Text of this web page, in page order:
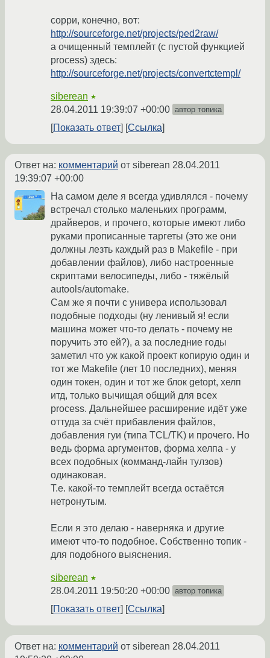
сорри, конечно, вот:
http://sourceforge.net/projects/ped2raw/
а очищенный темплейт (с пустой функцией
process) здесь:
http://sourceforge.net/projects/convertctempl/
siberean ★
28.04.2011 19:39:07 +00:00 автор топика
Показать ответ Ссылка
Ответ на: комментарий от siberean 28.04.2011
19:39:07 +00:00
На самом деле я всегда удивлялся - почему
встречал столько маленьких программ,
драйверов, и прочего, которые имеют либо
руками прописанные таргеты (это же они
должны лезть каждый раз в Makefile - при
добавлении файлов), либо настроенные
скриптами велосипеды, либо - тяжёлый
autools/automake.
Сам же я почти с универа использовал
подобные подходы (ну ленивый я! если
машина может что-то делать - почему не
поручить это ей?), а за последние годы
заметил что уж какой проект копирую один и
тот же Makefile (лет 10 последних), меняя
один токен, один и тот же блок getopt, хелп
итд, только вычищая общий для всех
process. Дальнейшее расширение идёт уже
оттуда за счёт прибавления файлов,
добавления гуи (типа TCL/TK) и прочего. Но
ведь форма аргументов, форма хелпа - у
всех подобных (комманд-лайн тулзов)
одинаковая.
Т.е. какой-то темплейт всегда остаётся
нетронутым.
Если я это делаю - наверняка и другие
имеют что-то подобное. Собственно топик -
для подобного выяснения.
siberean ★
28.04.2011 19:50:20 +00:00 автор топика
Показать ответ Ссылка
Ответ на: комментарий от siberean 28.04.2011